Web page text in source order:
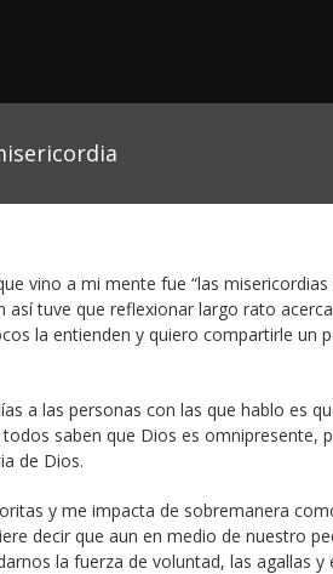
vino a mi mente fue “las
tuve que reflexionar largo rato
la entienden y quiero compartirle un
a las personas con las que hablo es
saben que Dios es omnipresente,
de Dios.
y me impacta de sobremanera
decir que aun en medio de nuestro
la fuerza de voluntad, las agallas